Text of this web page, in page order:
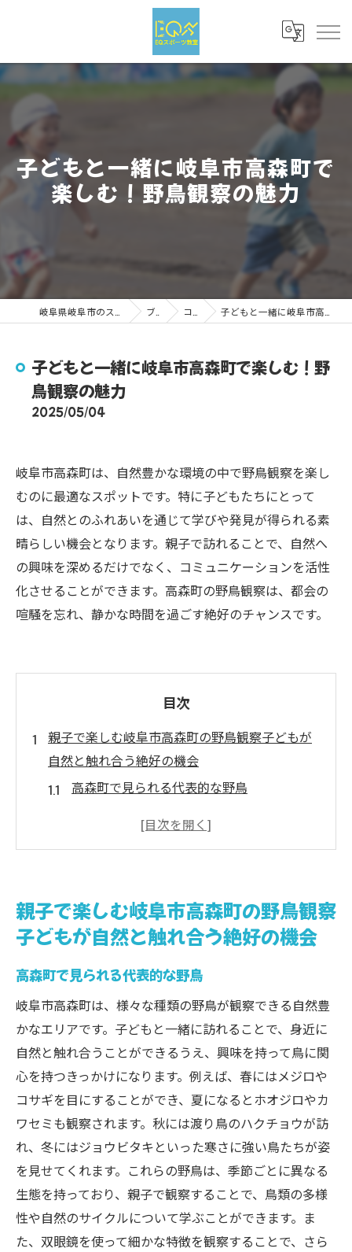
子どもと一緒に岐阜市高森町で
楽しむ！野鳥観察の魅力
ブログ コラム 子どもと一緒に岐阜市高森町で楽しむ！野鳥観察の魅力
子どもと一緒に岐阜市高森町で楽しむ！野
鳥観察の魅力
2025/05/04
岐阜市高森町は、自然豊かな環境の中で野鳥観察を楽し
むのに最適なスポットです。特に子どもたちにとって
は、自然とのふれあいを通じて学びや発見が得られる素
晴らしい機会となります。親子で訪れることで、自然へ
の興味を深めるだけでなく、コミュニケーションを活性
化させることができます。高森町の野鳥観察は、都会の
喧騒を忘れ、静かな時間を過ごす絶好のチャンスです。
目次
親子で楽しむ岐阜市高森町の野鳥観察子どもが
自然と触れ合う絶好の機会
高森町で見られる代表的な野鳥
親子で楽しむ野鳥観察の準備
季節ごとの野鳥観察の楽しみ方
子どもが夢中になる岐阜市高森町の野鳥観察学
びと発見の宝庫
野鳥観察がもたらす子どもの成長
観察ノートをつけて学びを深めよう
親子で挑戦！野鳥クイズで楽しく学ぶ
野鳥の声を聞き分けるコツ
地域の自然保護活動に参加してみよう
子どもを自然好きにする工夫
岐阜市高森町で子どもと野鳥観察自然の中で親
子の絆を深める
親子で楽しむ自然散策のポイント
自然の中での親子のコミュニケーション
親子で楽しむ岐阜市高森町の野鳥観察
子どもが自然と触れ合う絶好の機会
高森町で見られる代表的な野鳥
岐阜市高森町は、様々な種類の野鳥が観察できる自然豊
かなエリアです。子どもと一緒に訪れることで、身近に
自然と触れ合うことができるうえ、興味を持って鳥に関
心を持つきっかけになります。例えば、春にはメジロや
コサギを目にすることができ、夏になるとホオジロやカ
ワセミも観察されます。秋には渡り鳥のハクチョウが訪
れ、冬にはジョウビタキといった寒さに強い鳥たちが姿
を見せてくれます。これらの野鳥は、季節ごとに異なる
生態を持っており、親子で観察することで、鳥類の多様
性や自然のサイクルについて学ぶことができます。ま
た、双眼鏡を使って細かな特徴を観察することで、さら